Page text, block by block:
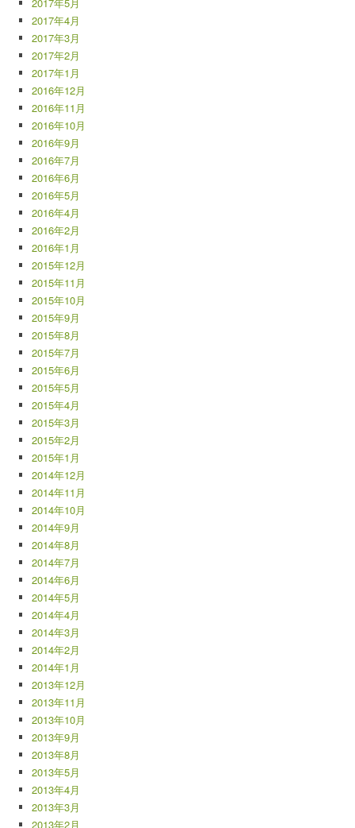
2017年4月
2017年3月
2017年2月
2017年1月
2016年12月
2016年11月
2016年10月
2016年9月
2016年7月
2016年6月
2016年5月
2016年4月
2016年2月
2016年1月
2015年12月
2015年11月
2015年10月
2015年9月
2015年8月
2015年7月
2015年6月
2015年5月
2015年4月
2015年3月
2015年2月
2015年1月
2014年12月
2014年11月
2014年10月
2014年9月
2014年8月
2014年7月
2014年6月
2014年5月
2014年4月
2014年3月
2014年2月
2014年1月
2013年12月
2013年11月
2013年10月
2013年9月
2013年8月
2013年5月
2013年4月
2013年3月
2013年2月